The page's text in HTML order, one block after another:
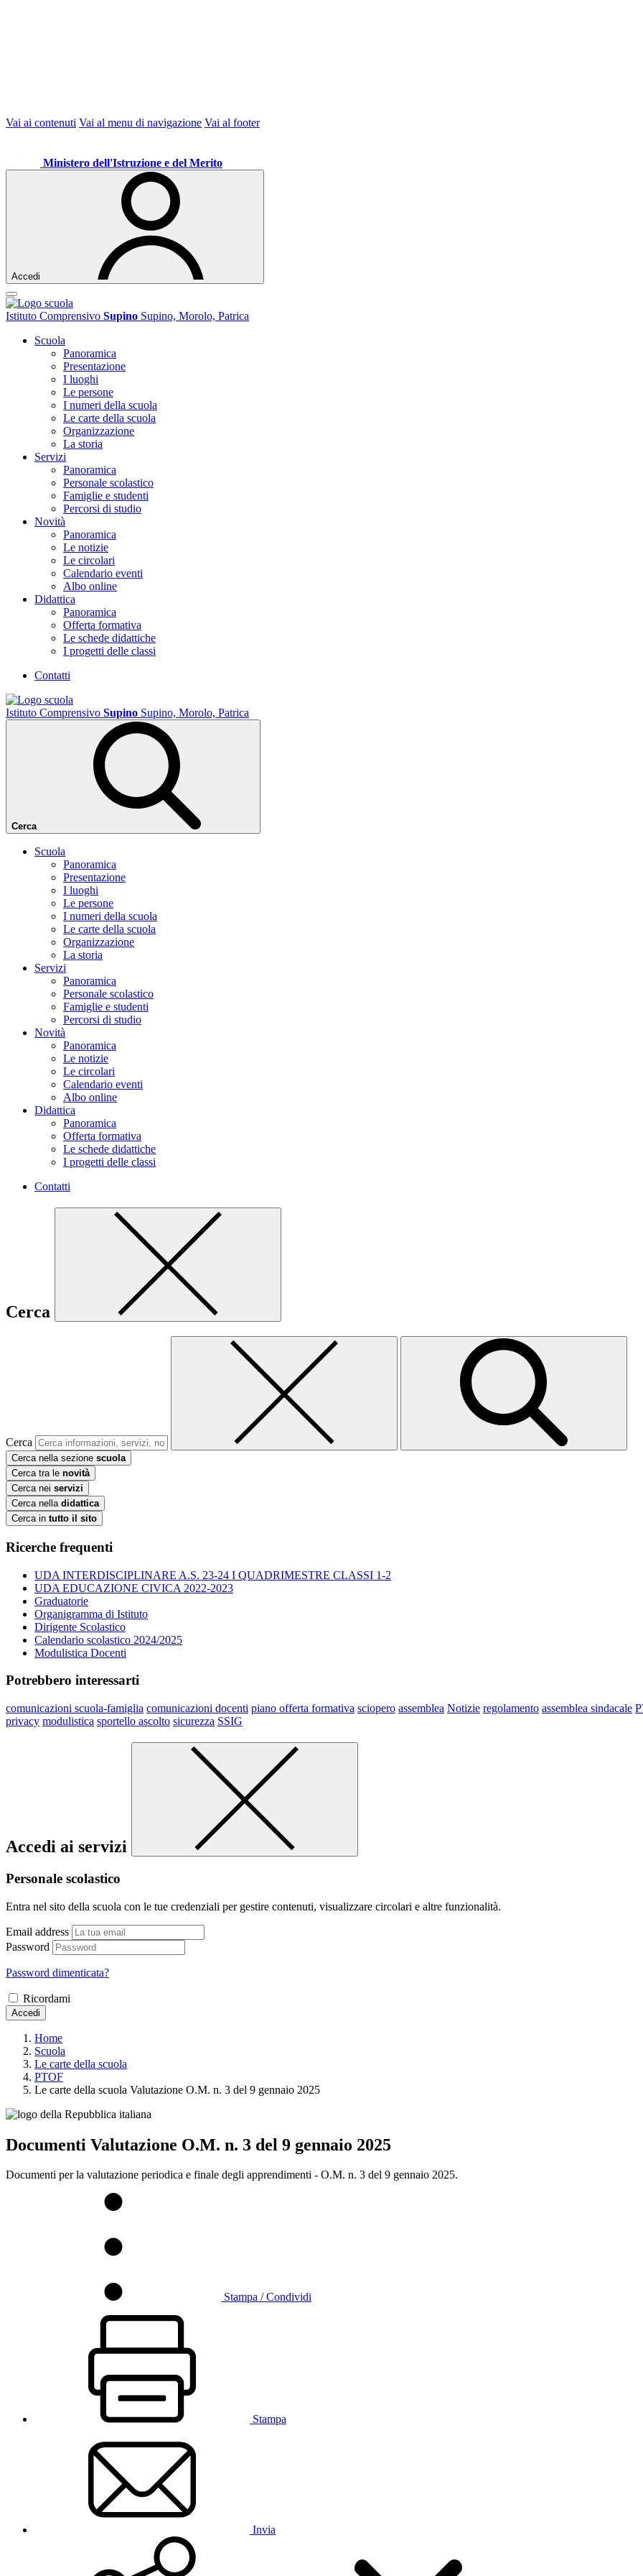
Vai ai contenuti Vai al menu di navigazione Vai al footer
Ministero dell'Istruzione e del Merito
Accedi
Istituto Comprensivo Supino Supino, Morolo, Patrica
Scuola
Panoramica
Presentazione
I luoghi
Le persone
I numeri della scuola
Le carte della scuola
Organizzazione
La storia
Servizi
Panoramica
Personale scolastico
Famiglie e studenti
Percorsi di studio
Novità
Panoramica
Le notizie
Le circolari
Calendario eventi
Albo online
Didattica
Panoramica
Offerta formativa
Le schede didattiche
I progetti delle classi
Contatti
Istituto Comprensivo Supino Supino, Morolo, Patrica
Cerca
Scuola
Panoramica
Presentazione
I luoghi
Le persone
I numeri della scuola
Le carte della scuola
Organizzazione
La storia
Servizi
Panoramica
Personale scolastico
Famiglie e studenti
Percorsi di studio
Novità
Panoramica
Le notizie
Le circolari
Calendario eventi
Albo online
Didattica
Panoramica
Offerta formativa
Le schede didattiche
I progetti delle classi
Contatti
Cerca
Cerca
Cerca nella sezione scuola
Cerca tra le novità
Cerca nei servizi
Cerca nella didattica
Cerca in tutto il sito
Ricerche frequenti
UDA INTERDISCIPLINARE A.S. 23-24 I QUADRIMESTRE CLASSI 1-2
UDA EDUCAZIONE CIVICA 2022-2023
Graduatorie
Organigramma di Istituto
Dirigente Scolastico
Calendario scolastico 2024/2025
Modulistica Docenti
Potrebbero interessarti
comunicazioni scuola-famiglia comunicazioni docenti piano offerta formativa sciopero assemblea Notizie regolamento assemblea sindacale
privacy modulistica sportello ascolto sicurezza SSIG
Accedi ai servizi
Personale scolastico
Entra nel sito della scuola con le tue credenziali per gestire contenuti, visualizzare circolari e altre funzionalità.
Email address
Password
Password dimenticata?
Ricordami
Accedi
Home
Scuola
Le carte della scuola
PTOF
Le carte della scuola Valutazione O.M. n. 3 del 9 gennaio 2025
Documenti Valutazione O.M. n. 3 del 9 gennaio 2025
Documenti per la valutazione periodica e finale degli apprendimenti - O.M. n. 3 del 9 gennaio 2025.
Stampa / Condividi
Stampa
Invia